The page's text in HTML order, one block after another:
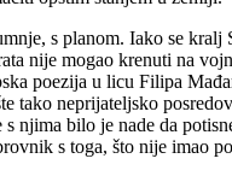
s planom. Iako se
nije mogao krenuti na
poezija u licu Filipa
tako neprijateljsko
njima bilo je nade da
s toga, što nije imao